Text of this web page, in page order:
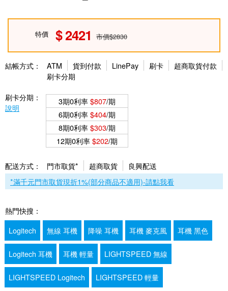
特價 2421 市價$2830
結帳方式： ATM 貨到付款 LinePay 刷卡
超商取貨付款
刷卡分期
刷卡分期：
說明
3期0利率$807/期
6期0利率$404/期
8期0利率$303/期
12期0利率$202/期
配送方式： 門市取貨* 超商取貨
良興配送
*滿千元門市取貨現折1%(部分商品不適用)-請點我看
熱門快搜：
Logitech
無線 耳機 降噪 耳機 耳機 麥克風 耳機 黑色
Logitech 耳機 耳機 輕量 LIGHTSPEED 無線
LIGHTSPEED Logitech LIGHTSPEED 輕量